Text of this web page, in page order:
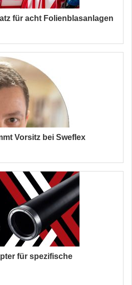
für acht Folienblasanlagen
Vorsitz bei Sweflex
für spezifische